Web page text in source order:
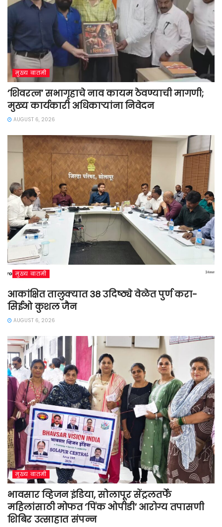
मुख्य बातमी
‘शिवरत्न’ सभागृहाचे नाव कायम ठेवण्याची मागणी;
मुख्य कार्यकारी अधिकाऱ्यांना निवेदन
AUGUST 6, 2026
मुख्य बातमी
आकांक्षित तालुक्यात 38 उदिष्ठ्ये वेळेत पुर्ण करा-
सिईओ कुशल जैन
AUGUST 6, 2026
मुख्य बातमी
भावसार व्हिजन इंडिया, सोलापूर सेंट्रलतर्फे
महिलांसाठी मोफत ‘पिंक ओपीडी’ आरोग्य तपासणी
शिबिर उत्साहात संपन्न